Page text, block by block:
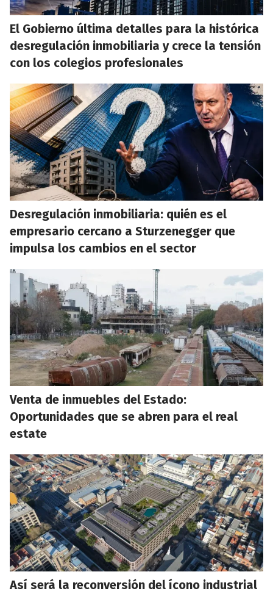
El Gobierno última detalles para la histórica
desregulación inmobiliaria y crece la tensión
con los colegios profesionales
Desregulación inmobiliaria: quién es el
empresario cercano a Sturzenegger que
impulsa los cambios en el sector
Venta de inmuebles del Estado:
Oportunidades que se abren para el real
estate
Así será la reconversión del ícono industrial